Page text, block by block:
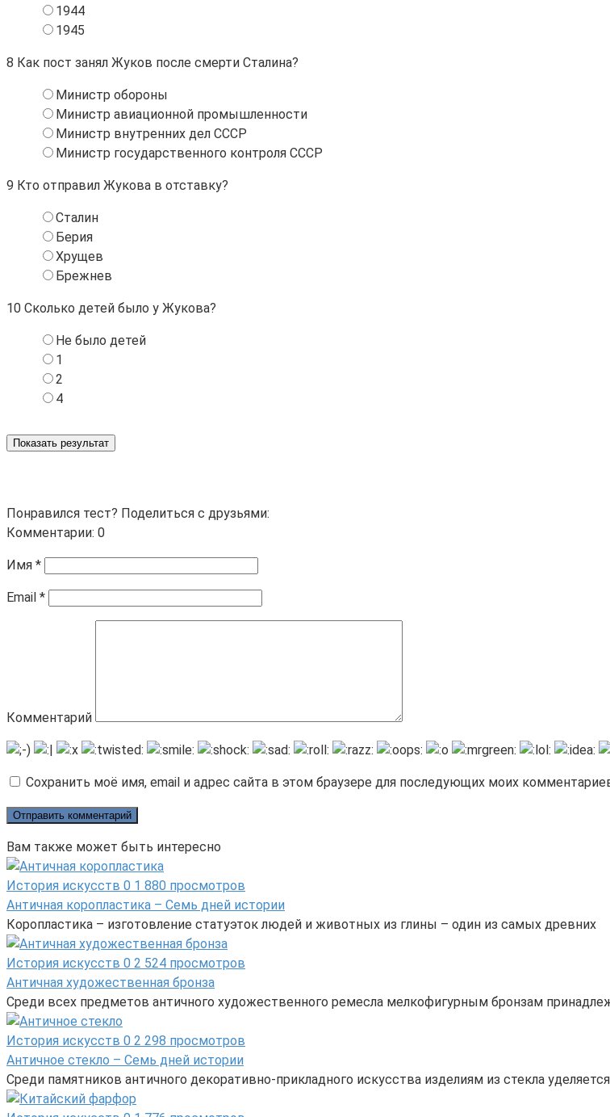
1944
1945
8 Как пост занял Жуков после смерти Сталина?
Министр обороны
Министр авиационной промышленности
Министр внутренних дел СССР
Министр государственного контроля СССР
9 Кто отправил Жукова в отставку?
Сталин
Берия
Хрущев
Брежнев
10 Сколько детей было у Жукова?
Не было детей
1
2
4
Показать результат
Понравился тест? Поделиться с друзьями:
Комментарии: 0
Имя *
Email *
Комментарий
Сохранить моё имя, email и адрес сайта в этом браузере для последующих моих
Вам также может быть интересно
История искусств 0 1 880 просмотров
Античная коропластика – Семь дней истории
Коропластика – изготовление статуэток людей и животных из глины – один из самых древних
История искусств 0 2 524 просмотров
Античная художественная бронза
Среди всех предметов античного художественного ремесла мелкофигурным бронзам
История искусств 0 2 298 просмотров
Античное стекло – Семь дней истории
Среди памятников античного декоративно-прикладного искусства изделиям из стекла